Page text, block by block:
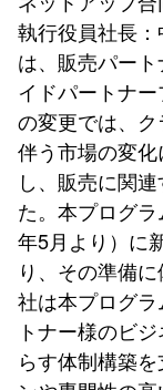
執行役員社長：
は、販売パー
イドパートナ
の変更では、
伴う市場の変
し、販売に関
た。本プログ
年5月より）に
り、その準備
社は本プログ
トナー様のビ
らす体制構築